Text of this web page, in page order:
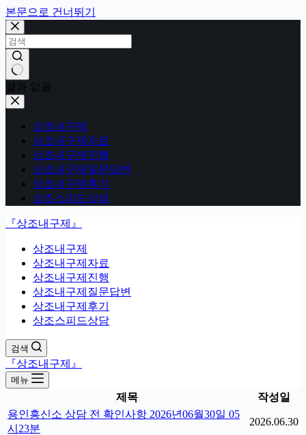
본문으로 건너뛰기
결과 없음
상조내구제
상조내구제자료
상조내구제진행
상조내구제질문답변
상조내구제후기
상조스피드상담
『상조내구제』
상조내구제
상조내구제자료
상조내구제진행
상조내구제질문답변
상조내구제후기
상조스피드상담
검색
『상조내구제』
메뉴
제목
작성일
용인흥신소 상담 전 확인사항 2026년06월30일 05
시23분
2026.06.30